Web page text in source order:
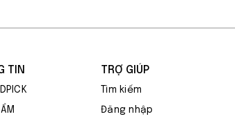
TIN TRỢ GIÚP
Tìm kiếm
Đăng nhập